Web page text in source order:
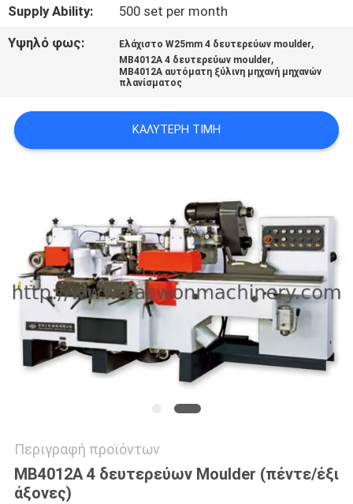
ΕΙΔΉΣΕΙΣ
ΑΠΌΣΠΑΣΜΑ
PRIVACY
POLICY
Supply Ability:
500 set per month
Υψηλό φως:
Ελάχιστο W25mm 4 δευτερεύων moulder,
MB4012A 4 δευτερεύων moulder,
MB4012A αυτόματη ξύλινη μηχανή μηχανών
πλανίσματος
ΚΑΛΎΤΕΡΗ ΤΙΜΉ
Περιγραφή προϊόντων
MB4012A 4 δευτερεύων Moulder (πέντε/έξι
άξονες)